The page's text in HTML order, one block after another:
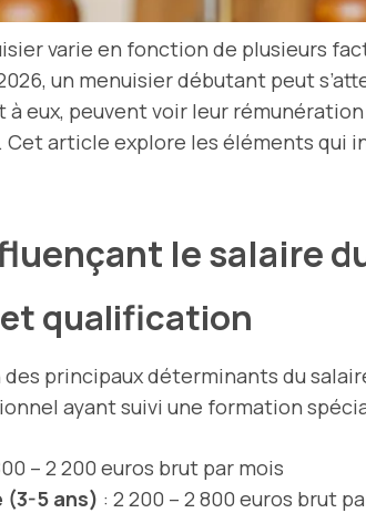
varie en fonction de plusieurs
un menuisier débutant peut
eux, peuvent voir leur
. Cet article explore les éléments qui
le salaire
qualification
des principaux déterminants du
ayant suivi une formation
– 2 200 euros brut par mois
(3-5 ans) : 2 200 – 2 800 euros brut